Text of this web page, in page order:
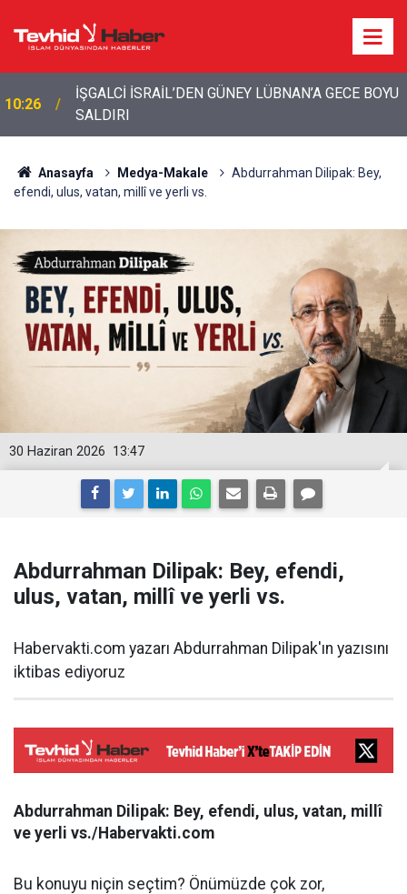
10:26
İŞGALCİ İSRAİL’DEN GÜNEY LÜBNAN’A GECE BOYU
SALDIRI
Anasayfa Medya-Makale
Abdurrahman Dilipak: Bey,
efendi, ulus, vatan, millî ve yerli vs.
13:47
30 Haziran 2026
Abdurrahman Dilipak: Bey, efendi,
ulus, vatan, millî ve yerli vs.
Habervakti.com yazarı Abdurrahman Dilipak'ın yazısını
iktibas ediyoruz
Abdurrahman Dilipak: Bey, efendi, ulus, vatan, millî
ve yerli vs./Habervakti.com
Bu konuyu niçin seçtim? Önümüzde çok zor,